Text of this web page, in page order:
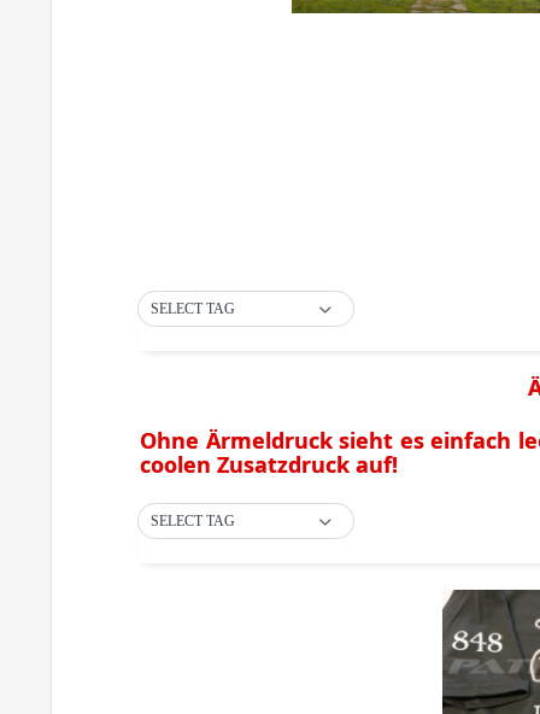
SELECT TAG
Ohne Ärmeldruck sieht es einfach
coolen Zusatzdruck auf!
SELECT TAG